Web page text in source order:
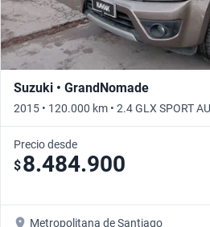
Suzuki • GrandNomade
2015 • 120.000 km • 2.4 GLX SPORT
Precio desde
$8.484.900
Metropolitana de Santiago